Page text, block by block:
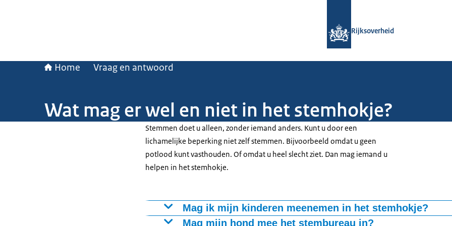
Rijksoverheid
Home Vraag en antwoord
Wat mag er wel en niet in het stemhokje?
Stemmen doet u alleen, zonder iemand anders. Kunt u door een
lichamelijke beperking niet zelf stemmen. Bijvoorbeeld omdat u geen
potlood kunt vasthouden. Of omdat u heel slecht ziet. Dan mag iemand u
helpen in het stemhokje.
Mag ik mijn kinderen meenemen in het stemhokje?
U stemt in uw eentje in het geheim. Kinderen mogen uw stem niet beïnvloeden.
Mag mijn hond mee het stembureau in?